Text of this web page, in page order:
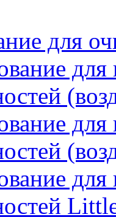
для